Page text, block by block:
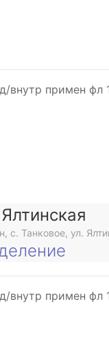
внутр примен фл
с. Танковое, ул.
внутр примен фл